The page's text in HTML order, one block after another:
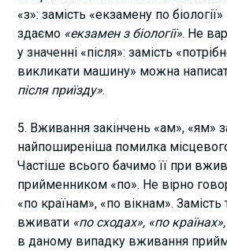
«з»: замість «екзамену по
здаємо «екзамен з біології». Не
у значенні «після»: замість
викликати машину» можна
після приїзду».
5. Вживання закінчень «ам», «ям»
найпоширеніша помилка
Частіше всього бачимо її при
прийменником «по». Не вірно
«по країнам», «по вікнам». Замість
вживати «по сходах», «по
в даному випадку вживання